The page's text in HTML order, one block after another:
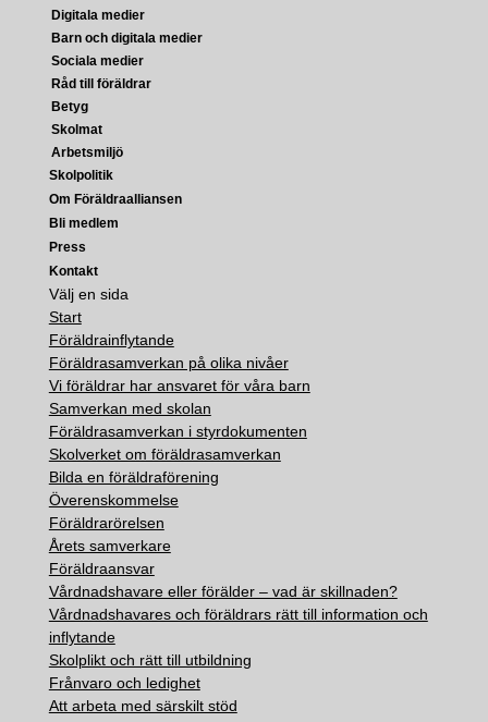
Digitala medier
Barn och digitala medier
Sociala medier
Råd till föräldrar
Betyg
Skolmat
Arbetsmiljö
Skolpolitik
Om Föräldraalliansen
Bli medlem
Press
Kontakt
Välj en sida
Start
Föräldrainflytande
Föräldrasamverkan på olika nivåer
Vi föräldrar har ansvaret för våra barn
Samverkan med skolan
Föräldrasamverkan i styrdokumenten
Skolverket om föräldrasamverkan
Bilda en föräldraförening
Överenskommelse
Föräldrarörelsen
Årets samverkare
Föräldraansvar
Vårdnadshavare eller förälder – vad är skillnaden?
Vårdnadshavares och föräldrars rätt till information och
inflytande
Skolplikt och rätt till utbildning
Frånvaro och ledighet
Att arbeta med särskilt stöd